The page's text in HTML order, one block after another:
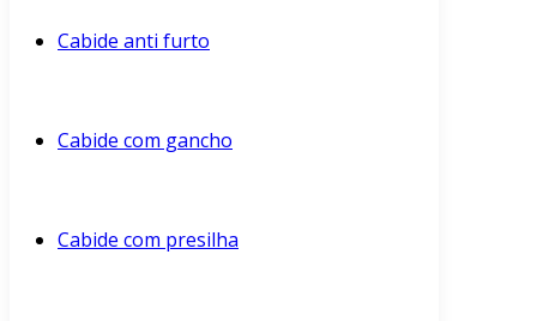
Cabide anti furto
Cabide com gancho
Cabide com presilha